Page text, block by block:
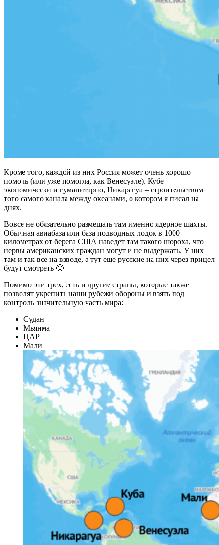
Кроме того, каждой из них Россия может очень хорошо
помочь (или уже помогла, как Венесуэле). Кубе –
экономически и гуманитарно, Никарагуа – строительством
того самого канала между океанами, о котором я писал на
днях.
Вовсе не обязательно размещать там именно ядерное шахты.
Обычная авиабаза или база подводных лодок в 1000
километрах от берега США наведет там такого шороха, что
нервы американских граждан могут и не выдержать. У них
там и так все на взводе, а тут еще русские на них через прицел
будут смотреть 🙂
Помимо эти трех, есть и другие страны, которые также
позволят укрепить наши рубежи обороны и взять под
контроль значительную часть мира:
Судан
Мьянма
ЦАР
Мали